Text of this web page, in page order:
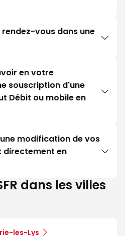
vous dans une
en votre
souscription d'une
Débit ou mobile en
modification de vos
directement en
dans les villes
les-Lys